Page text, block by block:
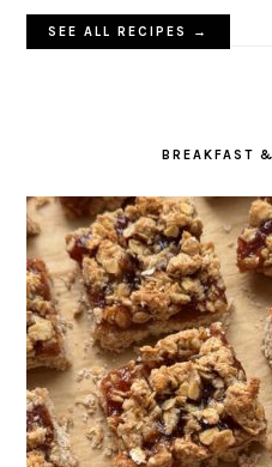
SEE ALL RECIPES →
BREAKFAST